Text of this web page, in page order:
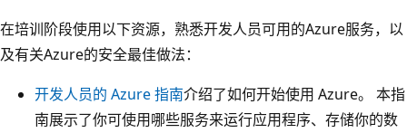
在培训阶段使用以下资源，熟悉开发人员可用的Azure服务，以
及有关Azure的安全最佳做法：
开发人员的 Azure 指南介绍了如何开始使用 Azure。 本指
南展示了你可使用哪些服务来运行应用程序、存储你的数